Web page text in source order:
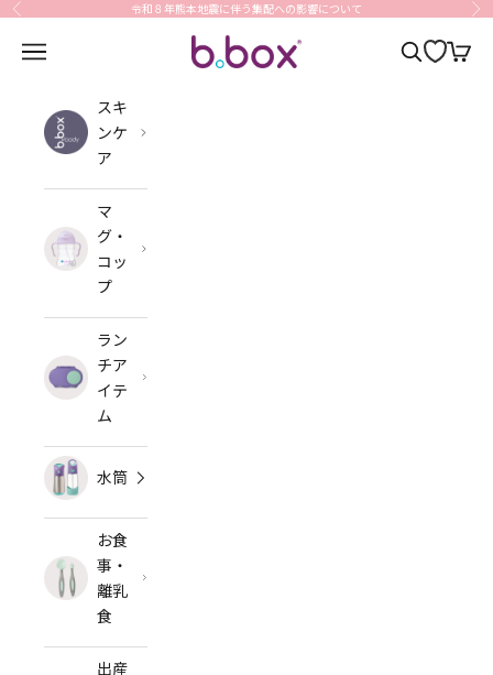
コンテンツへスキップ
前へ 令和８年熊本地震に伴う集配への影響について 次
b.box Japan
メニューを開く 検索を開く
カー
スキ
ンケ
ア
マ
グ・
コッ
プ
ラン
チア
イテ
ム
水筒
お食
事・
離乳
食
出産